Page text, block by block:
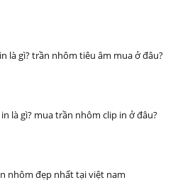
là gì? trần nhôm tiêu âm mua ở đâu?
là gì? mua trần nhôm clip in ở đâu?
nhôm đẹp nhất tại việt nam